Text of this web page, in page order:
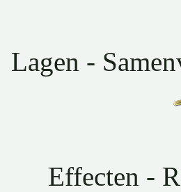
Lagen -
Effecten -